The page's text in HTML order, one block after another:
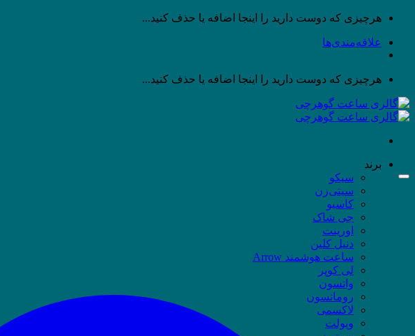
پرش
محتوا
هرچیزی که دوست دارید را اینجا اضافه یا حذف کنید...
علاقه‌مندی‌ها
هرچیزی که دوست دارید را اینجا اضافه یا حذف کنید...
برند
سیکو
سیتی‌زن
کاسیو
جی شاک
اورینت
دنیل کلین
ساعت هوشمند Arrow
لی کوپر
واتسون
رومانسون
لاکسمی
ویولت